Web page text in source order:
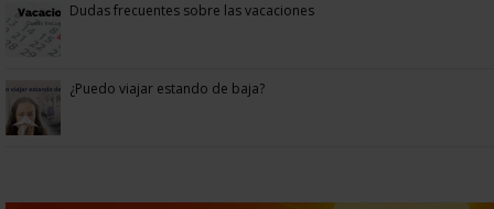
Dudas frecuentes sobre las vacaciones
¿Puedo viajar estando de baja?